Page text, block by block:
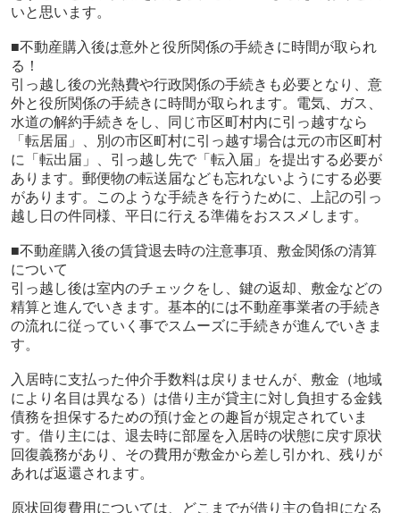
いと思います。
■不動産購入後は意外と役所関係の手続きに時間が取られ
る！
引っ越し後の光熱費や行政関係の手続きも必要となり、意
外と役所関係の手続きに時間が取られます。電気、ガス、
水道の解約手続きをし、同じ市区町村内に引っ越すなら
「転居届」、別の市区町村に引っ越す場合は元の市区町村
に「転出届」、引っ越し先で「転入届」を提出する必要が
あります。郵便物の転送届なども忘れないようにする必要
があります。このような手続きを行うために、上記の引っ
越し日の件同様、平日に行える準備をおススメします。
■不動産購入後の賃貸退去時の注意事項、敷金関係の清算
について
引っ越し後は室内のチェックをし、鍵の返却、敷金などの
精算と進んでいきます。基本的には不動産事業者の手続き
の流れに従っていく事でスムーズに手続きが進んでいきま
す。
入居時に支払った仲介手数料は戻りませんが、敷金（地域
により名目は異なる）は借り主が貸主に対し負担する金銭
債務を担保するための預け金との趣旨が規定されていま
す。借り主には、退去時に部屋を入居時の状態に戻す原状
回復義務があり、その費用が敷金から差し引かれ、残りが
あれば返還されます。
原状回復費用については、どこまでが借り主の負担になる